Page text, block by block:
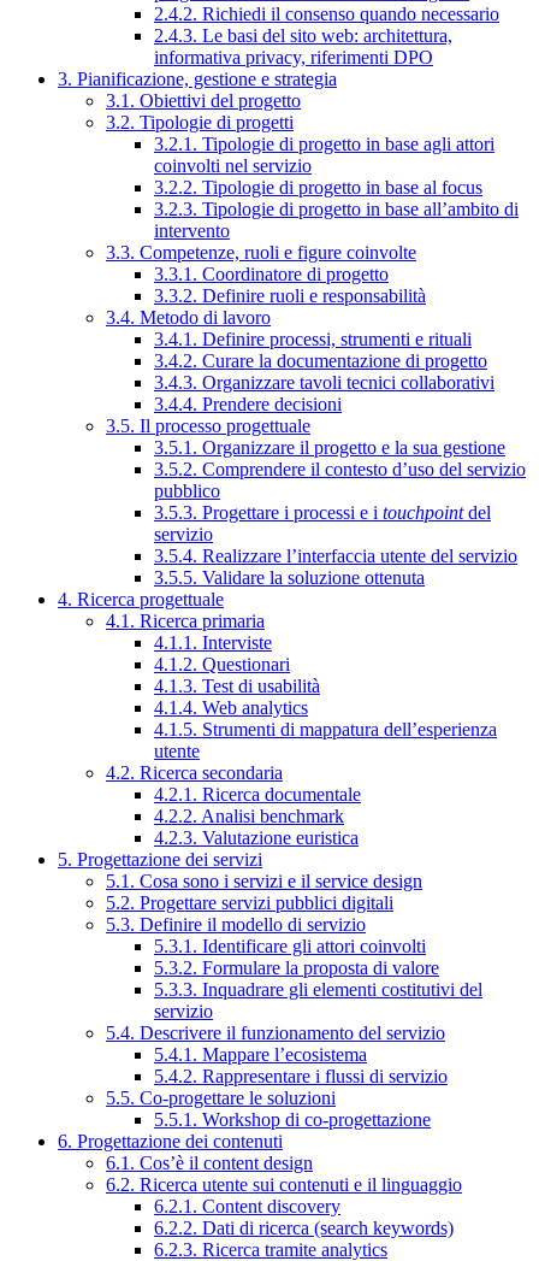
2.4.2. Richiedi il consenso quando necessario
2.4.3. Le basi del sito web: architettura,
informativa privacy, riferimenti DPO
3. Pianificazione, gestione e strategia
3.1. Obiettivi del progetto
3.2. Tipologie di progetti
3.2.1. Tipologie di progetto in base agli attori
coinvolti nel servizio
3.2.2. Tipologie di progetto in base al focus
3.2.3. Tipologie di progetto in base all’ambito di
intervento
3.3. Competenze, ruoli e figure coinvolte
3.3.1. Coordinatore di progetto
3.3.2. Definire ruoli e responsabilità
3.4. Metodo di lavoro
3.4.1. Definire processi, strumenti e rituali
3.4.2. Curare la documentazione di progetto
3.4.3. Organizzare tavoli tecnici collaborativi
3.4.4. Prendere decisioni
3.5. Il processo progettuale
3.5.1. Organizzare il progetto e la sua gestione
3.5.2. Comprendere il contesto d’uso del servizio
pubblico
3.5.3. Progettare i processi e i touchpointdel
servizio
3.5.4. Realizzare l’interfaccia utente del servizio
3.5.5. Validare la soluzione ottenuta
4. Ricerca progettuale
4.1. Ricerca primaria
4.1.1. Interviste
4.1.2. Questionari
4.1.3. Test di usabilità
4.1.4. Web analytics
4.1.5. Strumenti di mappatura dell’esperienza
utente
4.2. Ricerca secondaria
4.2.1. Ricerca documentale
4.2.2. Analisi benchmark
4.2.3. Valutazione euristica
5. Progettazione dei servizi
5.1. Cosa sono i servizi e il service design
5.2. Progettare servizi pubblici digitali
5.3. Definire il modello di servizio
5.3.1. Identificare gli attori coinvolti
5.3.2. Formulare la proposta di valore
5.3.3. Inquadrare gli elementi costitutivi del
servizio
5.4. Descrivere il funzionamento del servizio
5.4.1. Mappare l’ecosistema
5.4.2. Rappresentare i flussi di servizio
5.5. Co-progettare le soluzioni
5.5.1. Workshop di co-progettazione
6. Progettazione dei contenuti
6.1. Cos’è il content design
6.2. Ricerca utente sui contenuti e il linguaggio
6.2.1. Content discovery
6.2.2. Dati di ricerca (search keywords)
6.2.3. Ricerca tramite analytics